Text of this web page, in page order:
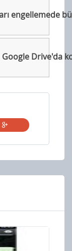
büyük kolaylık
Drive'da kota